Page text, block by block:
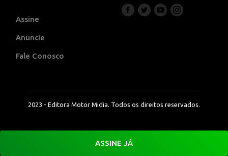
Assine
Anuncie
Fale Conosco
2023 - Editora Motor Midia. Todos os direitos reservados.
ASSINE JÁ